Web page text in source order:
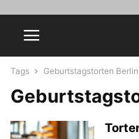
Tags Geburtstagstorten Berlin